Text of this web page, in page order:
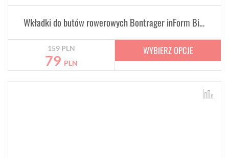
Wkładki do butów rowerowych Bontrager inForm BioDynamic wysoki łuk
159 PLN
79 PLN
WYBIERZ OPCJE